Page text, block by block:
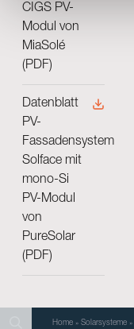
CIGS PV-
Modul von
MiaSolé
(PDF)
Datenblatt
PV-
Fassadensystem
Solface mit
mono-Si
PV-Modul
von
PureSolar
(PDF)
Search
Home » Solarsysteme »